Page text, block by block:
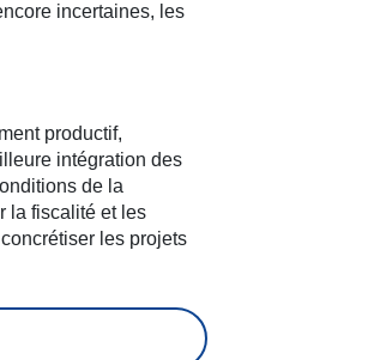
incertaines, les
productif,
intégration des
de la
la fiscalité et les
les projets